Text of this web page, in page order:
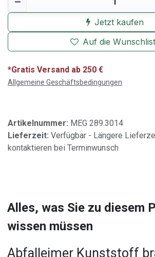
Jetzt kaufen
Auf die
*Gratis Versand ab 250 €
Allgemeine Geschäftsbedingungen
Artikelnummer: MEG 289.3014
Lieferzeit: Verfügbar - Längere
kontaktieren bei Terminwunsch
Alles, was Sie zu diesem
wissen müssen
Abfalleimer Kunststoff